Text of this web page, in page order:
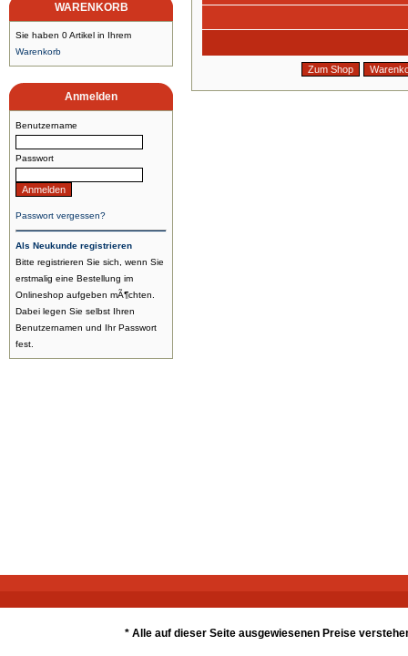
WARENKORB
Sie haben 0 Artikel in Ihrem
Warenkorb
Anmelden
Benutzername
Passwort
Passwort vergessen?
Als Neukunde registrieren
Bitte registrieren Sie sich, wenn Sie
erstmalig eine Bestellung im
Onlineshop aufgeben mÃ¶chten.
Dabei legen Sie selbst Ihren
Benutzernamen und Ihr Passwort
fest.
* Alle auf dieser Seite ausgewiesenen Preise